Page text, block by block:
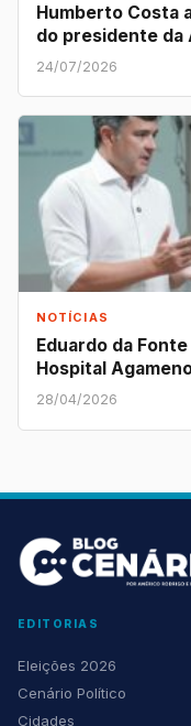
Humberto Costa
do presidente da
24/07/2026
NOTÍCIAS
Eduardo da
Hospital
28/04/2026
EDITORIAS
Eleições 2026
Cenário Político
Cidades